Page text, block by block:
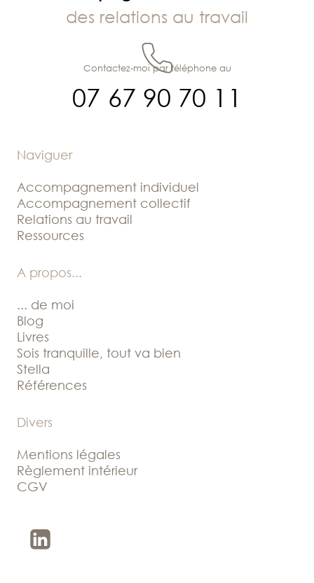
des relations au travail
07 67 90 70 11
Contactez-moi par téléphone au
Naviguer
Accompagnement individuel
Accompagnement collectif
Relations au travail
Ressources
A propos...
... de moi
Blog
Livres
Sois tranquille, tout va bien
Stella
Références
Divers
Mentions légales
Règlement intérieur
CGV